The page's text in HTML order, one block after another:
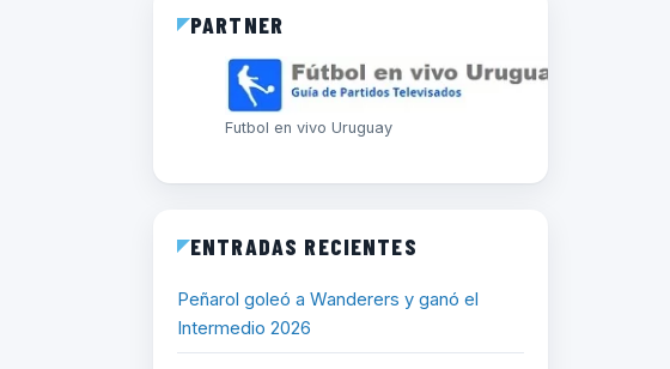
PARTNER
Futbol en vivo Uruguay
ENTRADAS RECIENTES
Peñarol goleó a Wanderers y ganó el
Intermedio 2026